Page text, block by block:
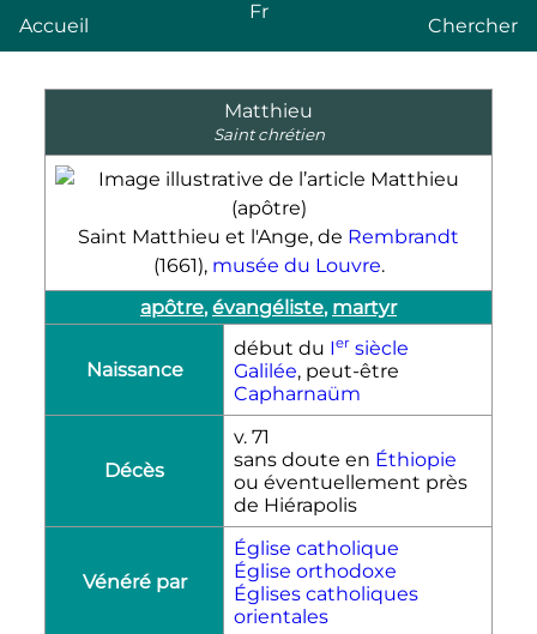
Accueil
Fr
Chercher
Matthieu
Saint chrétien
Saint Matthieu et l'Ange, de Rembrandt
(1661), musée du Louvre.
apôtre,évangéliste, martyr
Naissance
début du Ier siècle
Galilée, peut-être
Capharnaüm
Décès
v. 71
sans doute en Éthiopie
ou éventuellement près
de Hiérapolis
Vénéré par
Église catholique
Église orthodoxe
Églises catholiques
orientales